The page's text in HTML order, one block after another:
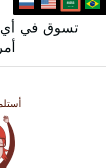
تسوق في أي